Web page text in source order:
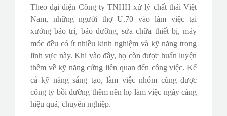
Theo đại diện Công ty TNHH xử lý chất thải Việt
Nam, những người thợ U.70 vào làm việc tại
xưởng bảo trì, bảo dưỡng, sửa chữa thiết bị, máy
móc đều có ít nhiều kinh nghiệm và kỹ năng trong
lĩnh vực này. Khi vào đây, họ còn được huấn luyện
thêm về kỹ năng cứng liên quan đến công việc. Kể
cả kỹ năng sáng tạo, làm việc nhóm cũng được
công ty bồi dưỡng thêm nên họ làm việc ngày càng
hiệu quả, chuyên nghiệp.